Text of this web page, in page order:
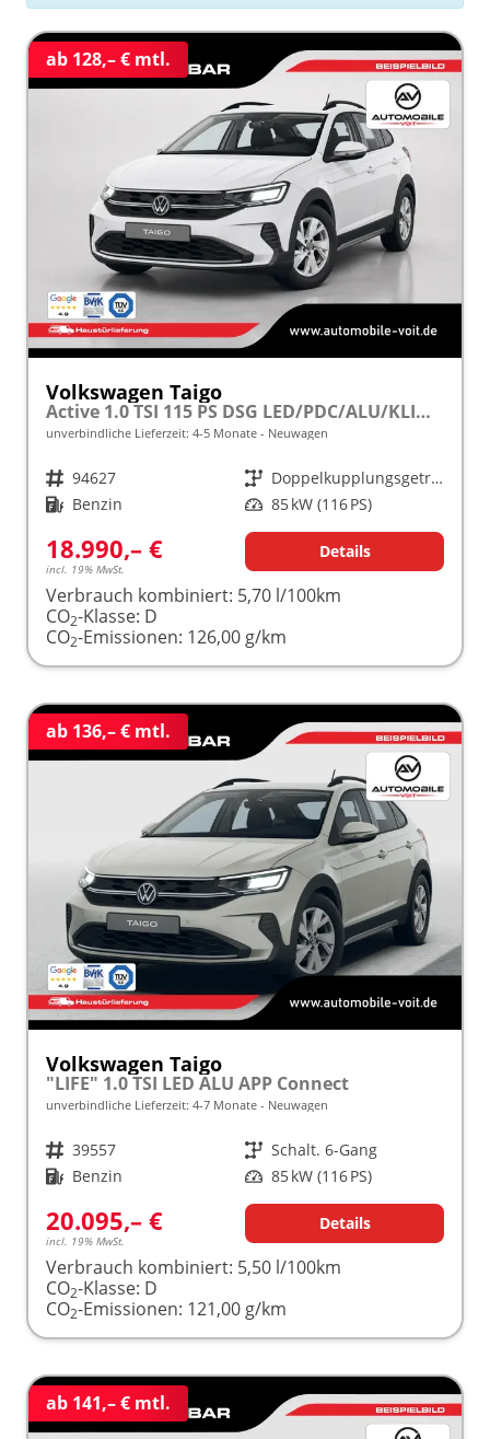
ab 128,– € mtl.
Volkswagen Taigo
Active 1.0 TSI 115 PS DSG LED/PDC/ALU/KLIMA frei konfigurierbar!
unverbindliche Lieferzeit: 4-5 Monate Neuwagen
Fahrzeugnr. 94627 Getriebe
Doppelkupplungsgetriebe (DSG)
Kraftstoff Benzin Leistung 85 kW (116 PS)
18.990,– €
incl. 19% MwSt.
Details
Verbrauch kombiniert: 5,70 l/100km
CO2-Klasse: D
CO2-Emissionen: 126,00 g/km
ab 136,– € mtl.
Volkswagen Taigo
"LIFE" 1.0 TSI LED ALU APP Connect
unverbindliche Lieferzeit: 4-7 Monate Neuwagen
Fahrzeugnr. 39557 Getriebe Schalt. 6-Gang
Kraftstoff Benzin Leistung 85 kW (116 PS)
20.095,– €
incl. 19% MwSt.
Details
Verbrauch kombiniert: 5,50 l/100km
CO2-Klasse: D
CO2-Emissionen: 121,00 g/km
ab 141,– € mtl.